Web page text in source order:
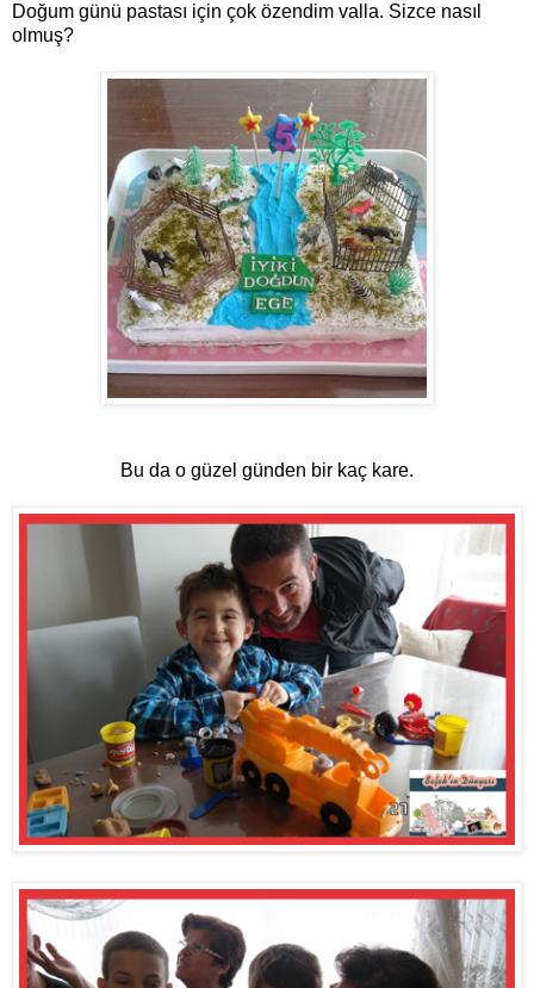
Doğum günü pastası için çok özendim valla. Sizce nasıl
olmuş?
Bu da o güzel günden bir kaç kare.